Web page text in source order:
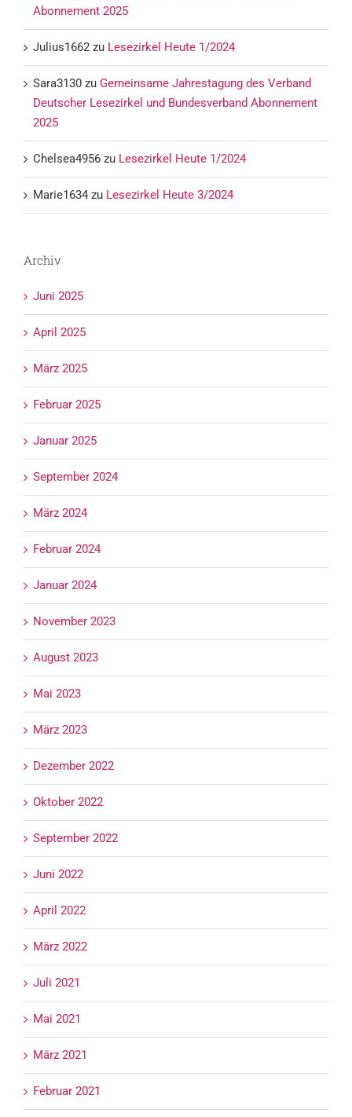
Abonnement 2025
Julius1662 zu Lesezirkel Heute 1/2024
Sara3130 zu Gemeinsame Jahrestagung des Verband
Deutscher Lesezirkel und Bundesverband Abonnement
2025
Chelsea4956 zu Lesezirkel Heute 1/2024
Marie1634 zu Lesezirkel Heute 3/2024
Archiv
Juni 2025
April 2025
März 2025
Februar 2025
Januar 2025
September 2024
März 2024
Februar 2024
Januar 2024
November 2023
August 2023
Mai 2023
März 2023
Dezember 2022
Oktober 2022
September 2022
Juni 2022
April 2022
März 2022
Juli 2021
Mai 2021
März 2021
Februar 2021